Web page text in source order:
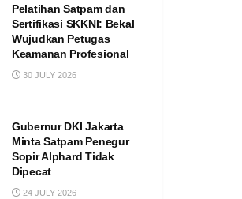
Pelatihan Satpam dan
Sertifikasi SKKNI: Bekal
Wujudkan Petugas
Keamanan Profesional
30 JULY 2026
Gubernur DKI Jakarta
Minta Satpam Penegur
Sopir Alphard Tidak
Dipecat
24 JULY 2026